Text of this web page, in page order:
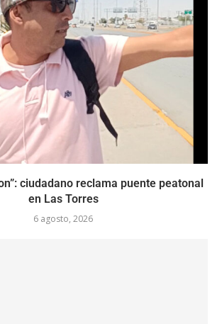
ciudadano reclama puente peatonal
en Las Torres
6 agosto, 2026